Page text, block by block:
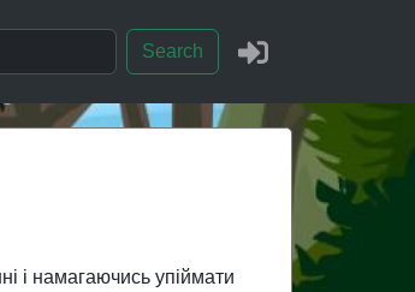
Search
і намагаючись упіймати